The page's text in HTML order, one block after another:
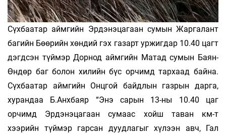
Сүхбаатар аймгийн Эрдэнэцагаан сумын Жаргалант
багийн Бөөрийн хөндий гэх газарт уржигдар 10.40 цагт
дэгдсэн түймэр Дорнод аймгийн Матад су­мын Баян-
Өндөр баг болон хилийн бүс орчимд тар­хаад байна.
Сүхбаатар аймгийн Онцгой байдлын газ­рын дарга,
хурандаа Б.Анхбаяр “Энэ сарын 13-ны 10.40 цаг
орчимд Эрдэнэцагаан сумаас хойш таван км-т
хээрийн түймэр гарсан дуудлагыг хүлээн авч, Гал